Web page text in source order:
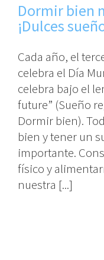
Dormir bien
¡Dulces
Cada año, el
celebra el Día
celebra bajo el
future” (Sueño
Dormir bien).
bien y tener un
importante.
físico y
nuestra [...]